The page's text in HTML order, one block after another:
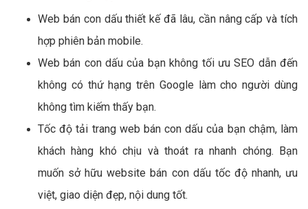
Web bán con dấu thiết kế đã lâu, cần nâng cấp và tích
hợp phiên bản mobile.
Web bán con dấu của bạn không tối ưu SEO dẫn đến
không có thứ hạng trên Google làm cho người dùng
không tìm kiếm thấy bạn.
Tốc độ tải trang web bán con dấu của bạn chậm, làm
khách hàng khó chịu và thoát ra nhanh chóng. Bạn
muốn sở hữu website bán con dấu tốc độ nhanh, ưu
việt, giao diện đẹp, nội dung tốt.